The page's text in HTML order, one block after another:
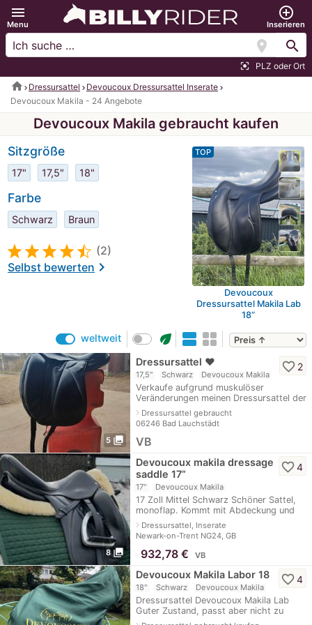
menu
Menu
add_circle_outline
Inserieren
location_on search
center_focus_strong PLZ oder Ort
home Dressursattel
Devoucoux Dressursattel Inserate
Devoucoux Makila - 24 Angebote
Devoucoux Makila gebraucht kaufen
Sitzgröße
17" 17,5" 18"
Farbe
Schwarz Braun
(2)
Selbst bewertenchevron_right
TOP
Devoucoux
Dressursattel Makila Lab
18“
weltweit eco
5 photo_library
Dressursattel ♥️
17,5" Schwarz Devoucoux Makila
Verkaufe aufgrund muskulöser
Veränderungen meinen Dressursattel der
Marke Devoucoux. Es ist ein
Monoblattsattel, Kammerweite „Acarde
Normal“. Der Satt
navigate_nextDressursattel gebraucht
06246 Bad Lauchstädt
favorite_border 2
VB
8 photo_library
Devoucoux makila dressage
saddle 17”
17" Devoucoux Makila
17 Zoll Mittel Schwarz Schöner Sattel,
monoflap. Kommt mit Abdeckung und
ist so ein schöner Sattel, leider nicht
passen meine mehr
navigate_nextDressursattel, Inserate
Newark-on-Trent NG24, GB
favorite_border4
932,78 € VB
Devoucoux Makila Labor 18
18" Schwarz Devoucoux Makila
Dressursattel Devoucoux Makila Lab
Guter Zustand, passt aber nicht zu
unserem Pferd.
favorite_border4